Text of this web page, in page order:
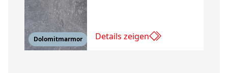
Dolomitmarmor Details zeigen